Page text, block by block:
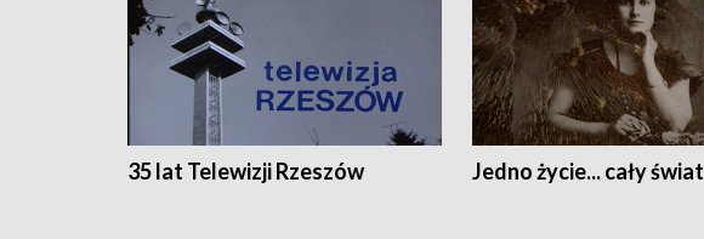
35 lat Telewizji Rzeszów Jedno życie... cały świat